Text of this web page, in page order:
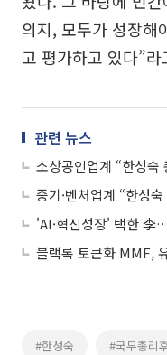
의지, 모두가 성장해
고 평가하고 있다”
관련 뉴스
'AI·혁신성장' 택한 李
블랙록 토큰화 MMF,
#한성숙 #국무총리